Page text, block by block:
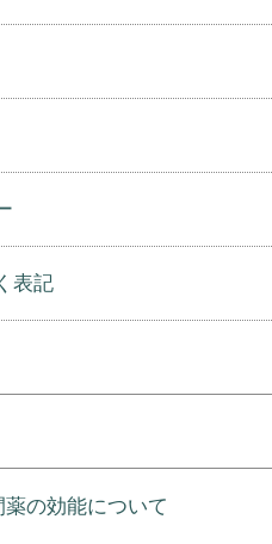
表記
の効能について